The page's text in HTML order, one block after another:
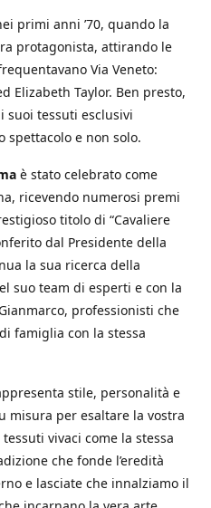
primi anni ’70, quando la
protagonista, attirando le
Via Veneto:
Elizabeth Taylor. Ben presto,
suoi tessuti esclusivi
spettacolo e non solo.
è stato celebrato come
ricevendo numerosi premi
titolo di “Cavaliere
dal Presidente della
la sua ricerca della
suo team di esperti e con la
professionisti che
famiglia con la stessa
stile, personalità e
per esaltare la vostra
vivaci come la stessa
che fonde l’eredità
e lasciate che innalziamo il